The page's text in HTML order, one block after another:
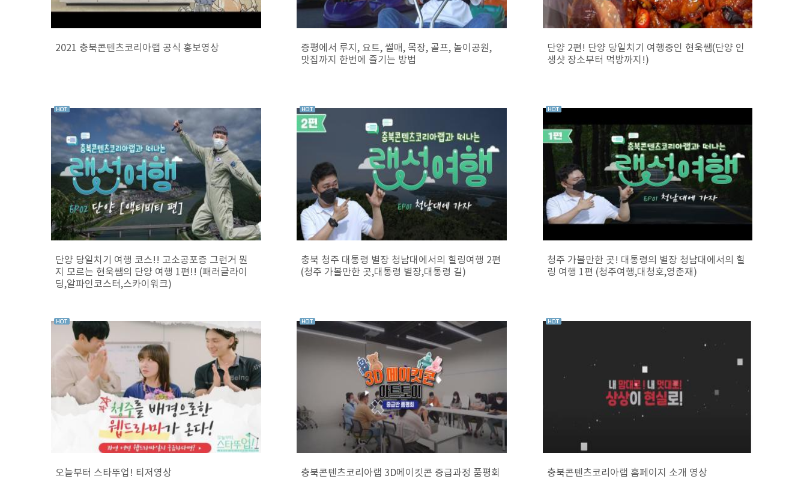
2021 충북콘텐츠코리아랩 공식 홍보영상
증평에서 루지, 요트, 썰매, 목장, 골프, 놀이공원,
맛집까지 한번에 즐기는 방법
단양 2편! 단양 당일치기 여행중인 현욱쌤(단양 인
생샷 장소부터 먹방까지!)
단양 당일치기 여행 코스!! 고소공포증 그런거 뭔
지 모르는 현욱쌤의 단양 여행 1편!! (패러글라이
딩,알파인코스터,스카이워크)
충북 청주 대통령 별장 청남대에서의 힐링여행 2편
(청주 가볼만한 곳,대통령 별장,대통령 길)
청주 가볼만한 곳! 대통령의 별장 청남대에서의 힐
링 여행 1편 (청주여행,대청호,영춘재)
오늘부터 스타뚜업! 티저영상 충북콘텐츠코리아랩 3D메이킷콘 중급과정 품평회 충북콘텐츠코리아랩 홈페이지 소개 영상